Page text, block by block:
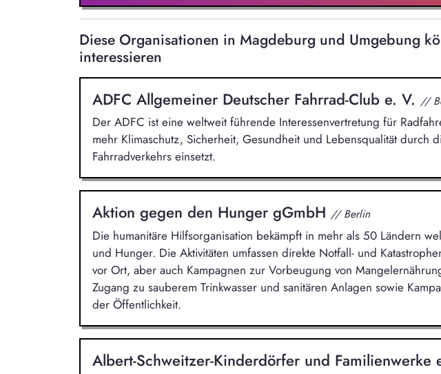
Diese Organisationen in Magdeburg und Umgebung
interessieren
ADFC Allgemeiner Deutscher Fahrrad-Club e. V. //
Der ADFC ist eine weltweit führende Interessenvertretung für
mehr Klimaschutz, Sicherheit, Gesundheit und Lebensqualität durch
Fahrradverkehrs einsetzt.
Aktion gegen den Hunger gGmbH // Berlin
Die humanitäre Hilfsorganisation bekämpft in mehr als 50 Ländern
und Hunger. Die Aktivitäten umfassen direkte Notfall- und
vor Ort, aber auch Kampagnen zur Vorbeugung von
Zugang zu sauberem Trinkwasser und sanitären Anlagen sowie
der Öffentlichkeit.
Albert-Schweitzer-Kinderdörfer und Familienwerke